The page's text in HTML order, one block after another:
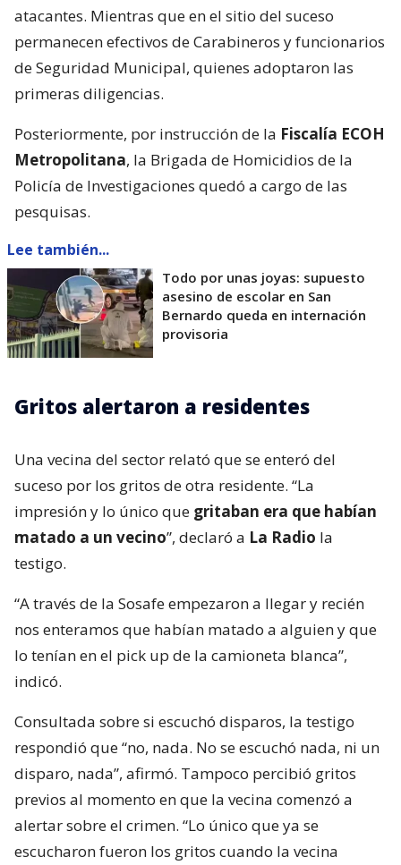
atacantes. Mientras que en el sitio del suceso
permanecen efectivos de Carabineros y funcionarios
de Seguridad Municipal, quienes adoptaron las
primeras diligencias.
Posteriormente, por instrucción de la Fiscalía ECOH
Metropolitana, la Brigada de Homicidios de la
Policía de Investigaciones quedó a cargo de las
pesquisas.
Lee también...
Todo por unas joyas: supuesto
asesino de escolar en San
Bernardo queda en internación
provisoria
Gritos alertaron a residentes
Una vecina del sector relató que se enteró del
suceso por los gritos de otra residente. “La
impresión y lo único que gritaban era que habían
matado a un vecino”, declaró a La Radio la
testigo.
“A través de la Sosafe empezaron a llegar y recién
nos enteramos que habían matado a alguien y que
lo tenían en el pick up de la camioneta blanca”,
indicó.
Consultada sobre si escuchó disparos, la testigo
respondió que “no, nada. No se escuchó nada, ni un
disparo, nada”, afirmó. Tampoco percibió gritos
previos al momento en que la vecina comenzó a
alertar sobre el crimen. “Lo único que ya se
escucharon fueron los gritos cuando la vecina